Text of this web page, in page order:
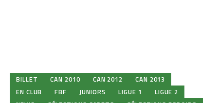
BILLET CAN 2010 CAN 2012
CAN 2013
EN CLUB
FBF JUNIORS LIGUE 1
LIGUE 2